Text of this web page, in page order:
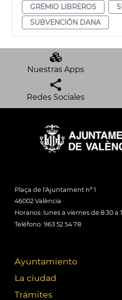
GREMIO LIBREROS
SUBVENCIÓN DANA
Nuestras Apps
Redes Sociales
Plaça de l'Ajuntament nº 1
46002 València
Horarios: lunes a viernes de 8:30 a
Teléfono: 963 52 54 78
Ayuntamiento
La ciudad
Trámites